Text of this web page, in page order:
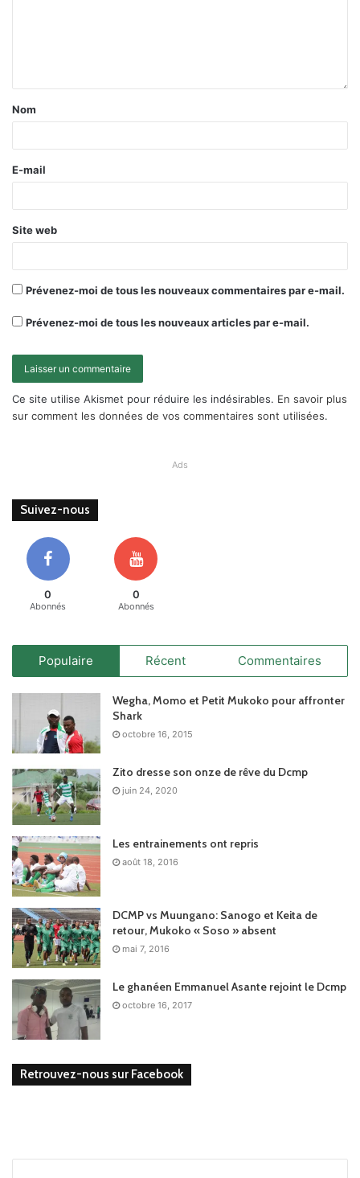
Nom
E-mail
Site web
Prévenez-moi de tous les nouveaux commentaires par e-mail.
Prévenez-moi de tous les nouveaux articles par e-mail.
Ce site utilise Akismet pour réduire les indésirables. En savoir plus
sur comment les données de vos commentaires sont utilisées.
Ads
Suivez-nous
0
Abonnés
0
Abonnés
Populaire Récent Commentaires
Wegha, Momo et Petit Mukoko pour affronter
Shark
octobre 16, 2015
Zito dresse son onze de rêve du Dcmp
juin 24, 2020
Les entrainements ont repris
août 18, 2016
DCMP vs Muungano: Sanogo et Keita de
retour, Mukoko « Soso » absent
mai 7, 2016
Le ghanéen Emmanuel Asante rejoint le Dcmp
octobre 16, 2017
Retrouvez-nous sur Facebook